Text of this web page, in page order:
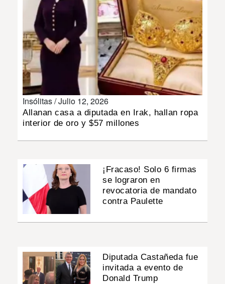
IMPRESO
Insólitas /Julio 12, 2026
Allanan casa a diputada en Irak, hallan ropa
interior de oro y $57 millones
¡Fracaso! Solo 6 firmas
se lograron en
revocatoria de mandato
contra Paulette
Diputada Castañeda fue
invitada a evento de
Donald Trump